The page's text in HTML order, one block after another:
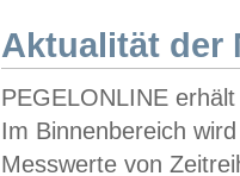
Aktualität der
PEGELONLINE
Im Binnenbereich
Messwerte von